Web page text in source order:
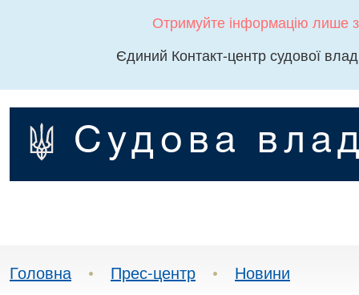
Отримуйте інформацію лише
Єдиний Контакт-центр судової
Судова
Головна • Прес-центр • Новини